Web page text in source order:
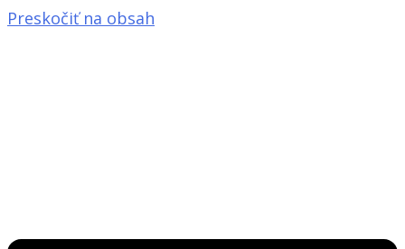
Preskočiť na obsah